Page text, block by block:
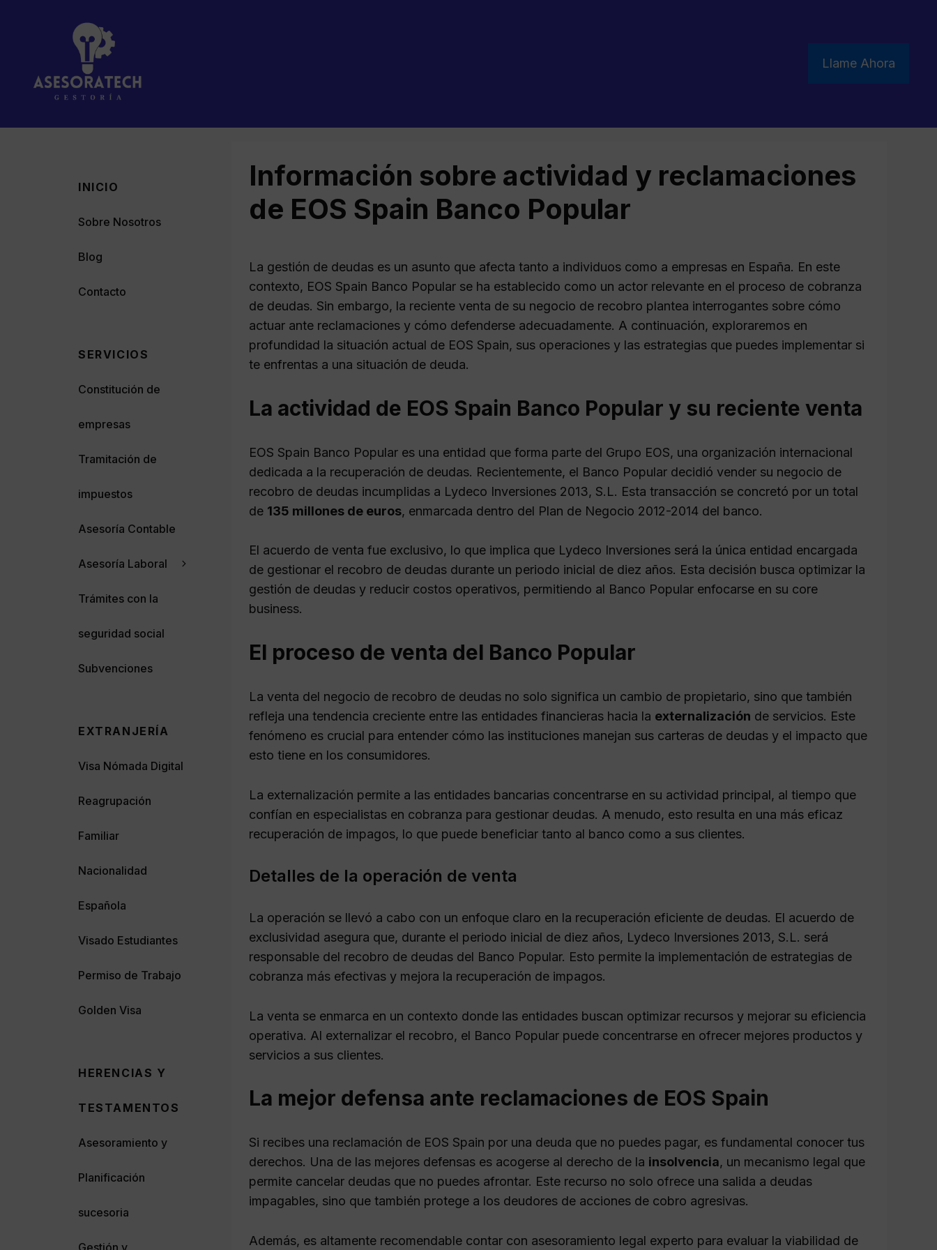
Llame Ahora
Información sobre actividad y reclamaciones
de EOS Spain Banco Popular
La gestión de deudas es un asunto que afecta tanto a individuos como a empresas en España. En este
contexto, EOS Spain Banco Popular se ha establecido como un actor relevante en el proceso de cobranza
de deudas. Sin embargo, la reciente venta de su negocio de recobro plantea interrogantes sobre cómo
actuar ante reclamaciones y cómo defenderse adecuadamente. A continuación, exploraremos en
profundidad la situación actual de EOS Spain, sus operaciones y las estrategias que puedes implementar si
te enfrentas a una situación de deuda.
La actividad de EOS Spain Banco Popular y su reciente venta
EOS Spain Banco Popular es una entidad que forma parte del Grupo EOS, una organización internacional
dedicada a la recuperación de deudas. Recientemente, el Banco Popular decidió vender su negocio de
recobro de deudas incumplidas a Lydeco Inversiones 2013, S.L. Esta transacción se concretó por un total
de 135 millones de euros, enmarcada dentro del Plan de Negocio 2012-2014 del banco.
El acuerdo de venta fue exclusivo, lo que implica que Lydeco Inversiones será la única entidad encargada
de gestionar el recobro de deudas durante un periodo inicial de diez años. Esta decisión busca optimizar la
gestión de deudas y reducir costos operativos, permitiendo al Banco Popular enfocarse en su core
business.
El proceso de venta del Banco Popular
La venta del negocio de recobro de deudas no solo significa un cambio de propietario, sino que también
refleja una tendencia creciente entre las entidades financieras hacia la externalización de servicios. Este
fenómeno es crucial para entender cómo las instituciones manejan sus carteras de deudas y el impacto que
esto tiene en los consumidores.
La externalización permite a las entidades bancarias concentrarse en su actividad principal, al tiempo que
confían en especialistas en cobranza para gestionar deudas. A menudo, esto resulta en una más eficaz
recuperación de impagos, lo que puede beneficiar tanto al banco como a sus clientes.
Detalles de la operación de venta
La operación se llevó a cabo con un enfoque claro en la recuperación eficiente de deudas. El acuerdo de
exclusividad asegura que, durante el periodo inicial de diez años, Lydeco Inversiones 2013, S.L. será
responsable del recobro de deudas del Banco Popular. Esto permite la implementación de estrategias de
cobranza más efectivas y mejora la recuperación de impagos.
La venta se enmarca en un contexto donde las entidades buscan optimizar recursos y mejorar su eficiencia
operativa. Al externalizar el recobro, el Banco Popular puede concentrarse en ofrecer mejores productos y
servicios a sus clientes.
La mejor defensa ante reclamaciones de EOS Spain
Si recibes una reclamación de EOS Spain por una deuda que no puedes pagar, es fundamental conocer tus
derechos. Una de las mejores defensas es acogerse al derecho de la insolvencia, un mecanismo legal que
permite cancelar deudas que no puedes afrontar. Este recurso no solo ofrece una salida a deudas
impagables, sino que también protege a los deudores de acciones de cobro agresivas.
Además, es altamente recomendable contar con asesoramiento legal experto para evaluar la viabilidad de
INICIO
Sobre Nosotros
Blog
Contacto
SERVICIOS
Constitución de
empresas
Tramitación de
impuestos
Asesoría Contable
Asesoría Laboral
Trámites con la
seguridad social
Subvenciones
EXTRANJERÍA
Visa Nómada Digital
Reagrupación
Familiar
Nacionalidad
Española
Visado Estudiantes
Permiso de Trabajo
Golden Visa
HERENCIAS Y
TESTAMENTOS
Asesoramiento y
Planificación
sucesoria
Gestión y